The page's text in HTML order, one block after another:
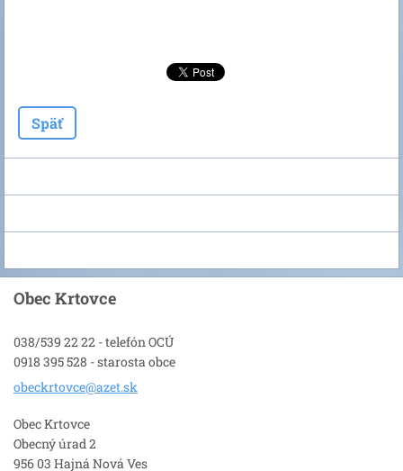
Späť
Obec Krtovce
038/539 22 22 - telefón OCÚ
0918 395 528 - starosta obce
obeckrtovce@azet.sk
Obec Krtovce
Obecný úrad 2
956 03 Hajná Nová Ves